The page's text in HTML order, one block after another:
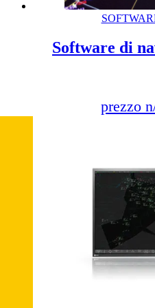
Software di
prezzo